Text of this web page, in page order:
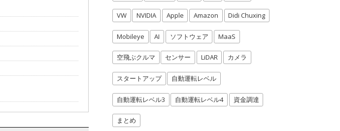
VW NVIDIA Apple Amazon Didi Chuxing
Mobileye AI ソフトウェア MaaS
空飛ぶクルマ センサー LiDAR カメラ
スタートアップ 自動運転レベル
自動運転レベル3 自動運転レベル4 資金調達
まとめ